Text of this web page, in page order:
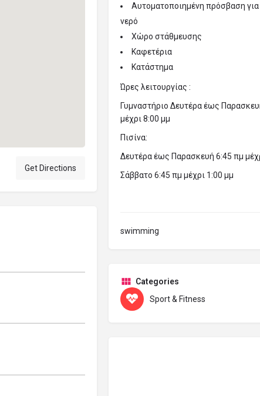
Αυτοματοποιημένη πρόσβαση
νερό
Χώρο στάθμευσης
Καφετέρια
Κατάστημα
Ώρες λειτουργίας :
Γυμναστήριο Δευτέρα έως
μέχρι 8:00 μμ
Πισίνα:
Δευτέρα έως Παρασκευή 6:45 πμ
Σάββατο 6:45 πμ μέχρι 1:00 μμ
swimming
Get Directions
Categories
Sport & Fitness